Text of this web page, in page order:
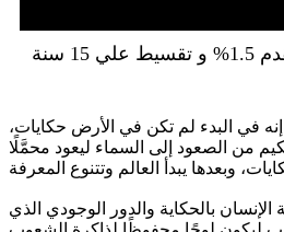
سنة
إنه في البدء لم تكن في الأرض حكايات،
من الصعود إلى السماء ليعود محمَّلًا
بالحكاية والدور الوجودي الذي